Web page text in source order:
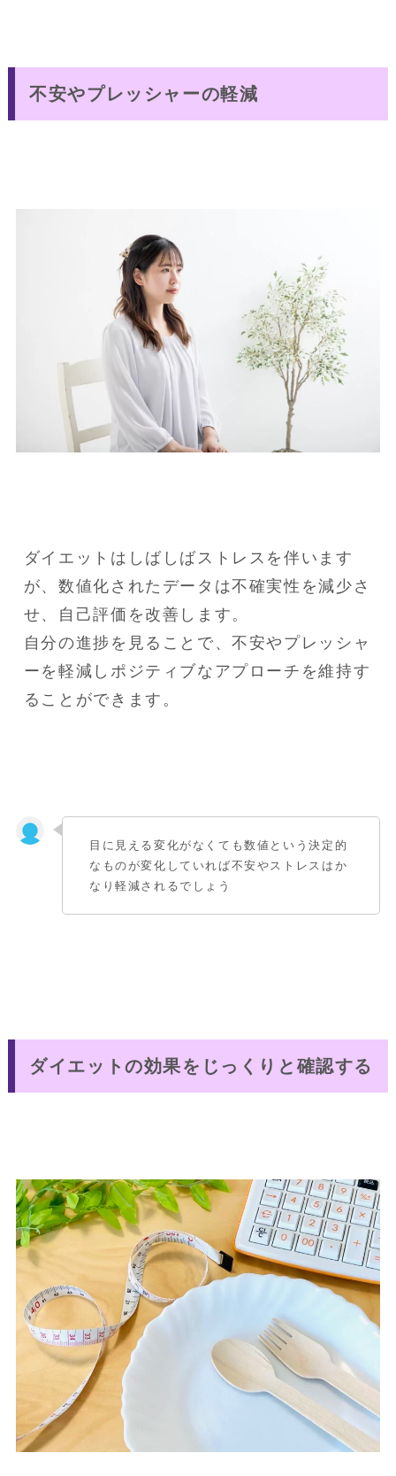
不安やプレッシャーの軽減
ダイエットはしばしばストレスを伴います
が、数値化されたデータは不確実性を減少さ
せ、自己評価を改善します。
自分の進捗を見ることで、不安やプレッシャ
ーを軽減しポジティブなアプローチを維持す
ることができます。
目に見える変化がなくても数値という決定的
なものが変化していれば不安やストレスはか
なり軽減されるでしょう
ダイエットの効果をじっくりと確認する